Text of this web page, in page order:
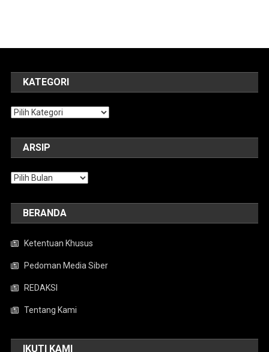
KATEGORI
Kategori
ARSIP
Arsip
BERANDA
Ketentuan Khusus
Pedoman Media Siber
REDAKSI
Tentang Kami
IKUTI KAMI